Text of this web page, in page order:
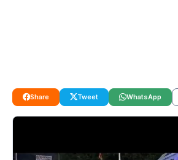
Share Tweet WhatsApp